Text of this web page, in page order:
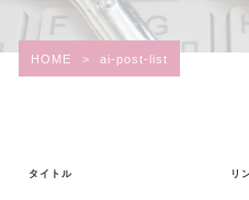
HOME > ai-post-list
タイトル リ